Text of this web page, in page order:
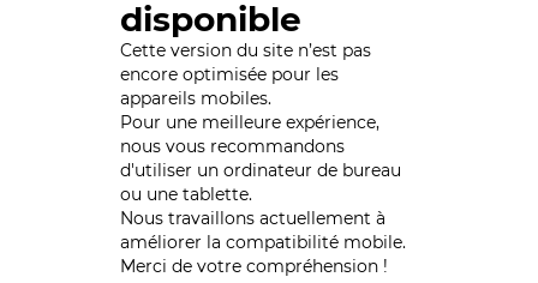
disponible
Cette version du site n’est pas
encore optimisée pour les
appareils mobiles.
Pour une meilleure expérience,
nous vous recommandons
d'utiliser un ordinateur de bureau
ou une tablette.
Nous travaillons actuellement à
améliorer la compatibilité mobile.
Merci de votre compréhension !